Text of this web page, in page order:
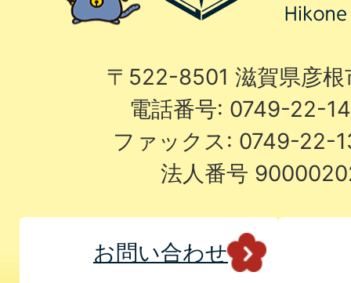
〒522-8501 滋賀県彦
電話番号: 0749-22-
ファックス: 0749-22-
法人番号
お問い合わせ